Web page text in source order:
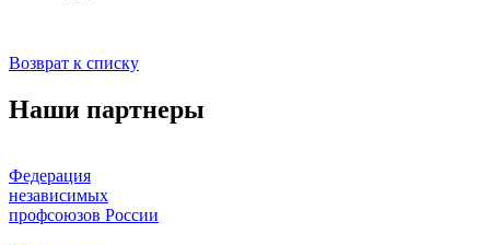
Возврат к списку
Наши партнеры
Федерация
независимых
профсоюзов России